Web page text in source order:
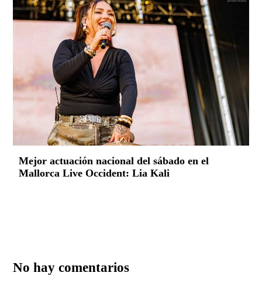
Mejor actuación nacional del sábado en el
Mallorca Live Occident: Lia Kali
No hay comentarios